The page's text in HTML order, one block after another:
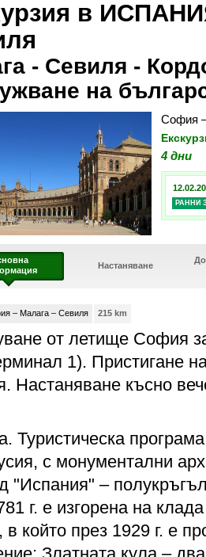
в
- Севиля -
на
София
4 дни
РАННИ
Настаняване
– Малага – Севиля 215 km
от летище София
1). Пристигане
Настаняване късно
Туристическа
с монументални
"Испания" –
г. е изгорена на
в който през 1929 г. е